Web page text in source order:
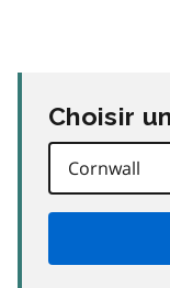
Choisir